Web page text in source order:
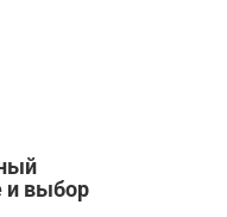
и выбор